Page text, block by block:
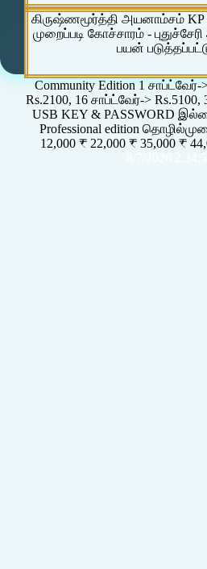
கிருஷ்ணமூர்த்தி அயனாம்சம் KP
முறைப்படி கோச்சாரம் -
பயன்
Community Edition 1 சாப்ட்வேர்-
Rs.2100, 16 சாப்ட்வேர்-> Rs.5100,
USB KEY & PASSWORD
Professional edition
12,000 ₹ 22,000 ₹ 35,000 ₹